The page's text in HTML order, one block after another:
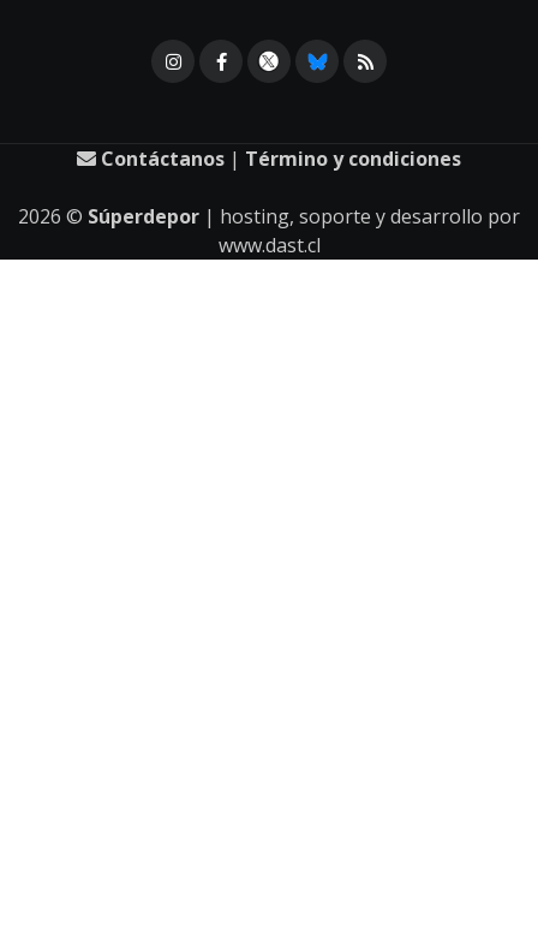
Contáctanos | Término y condiciones
2026 © Súperdepor | hosting, soporte y desarrollo por
www.dast.cl